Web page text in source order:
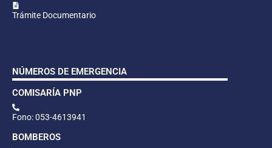
Trámite Documentario
NÚMEROS DE EMERGENCIA
COMISARÍA PNP
Fono: 053-4613941
BOMBEROS